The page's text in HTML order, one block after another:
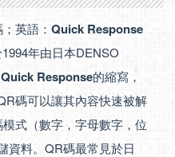
英語： Quick Response
年由日本DENSO
Quick Response的縮寫，
碼可以讓其內容快速被解
式（數字，字母數字，位
資料。QR碼最常見於日